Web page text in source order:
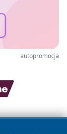
autopromocja